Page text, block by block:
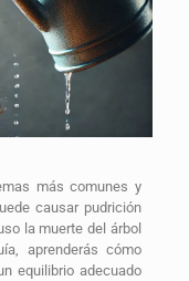
más comunes y
causar pudrición
la muerte del árbol
aprenderás cómo
equilibrio adecuado